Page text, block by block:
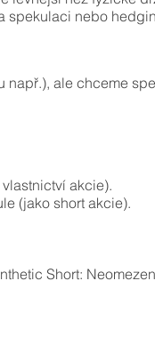
spekulaci nebo
ale chceme
akcie).
(jako short akcie).
Short: